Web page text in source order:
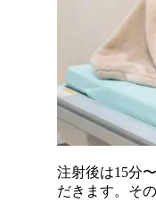
注射後は15分
だきます。そ